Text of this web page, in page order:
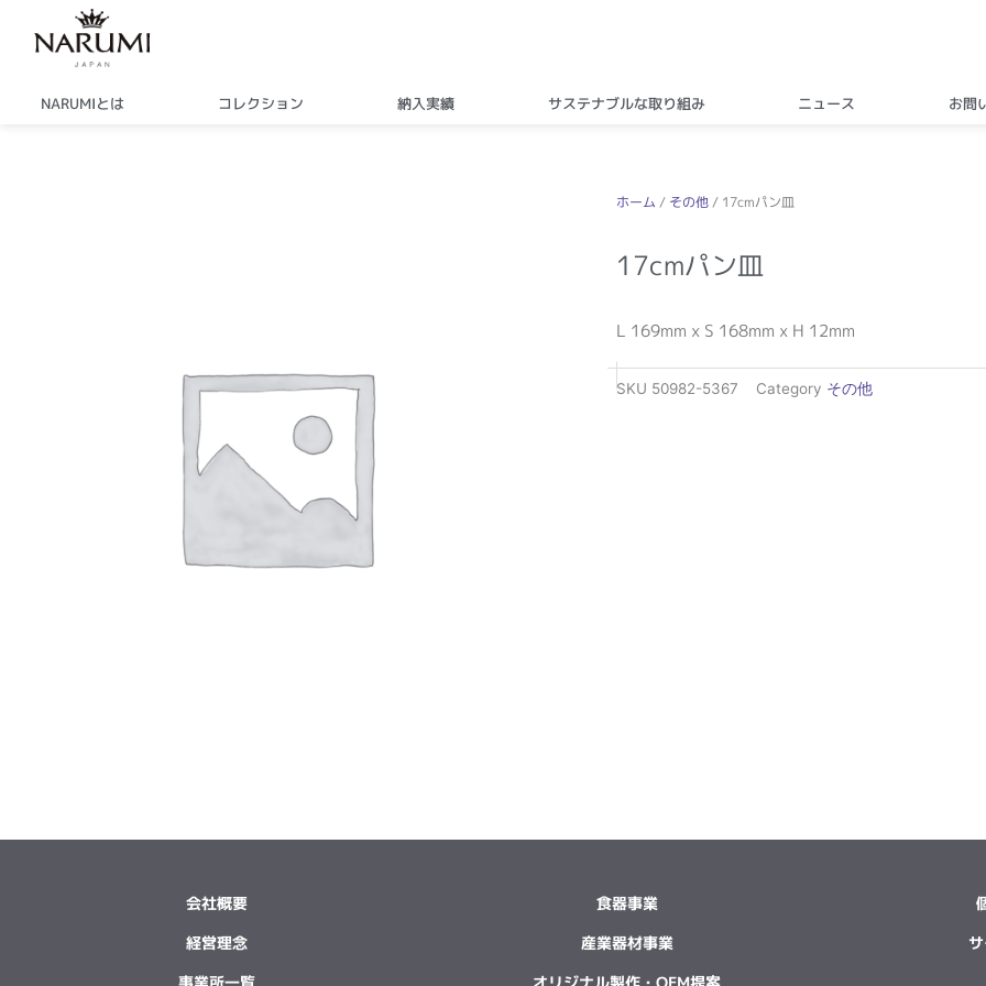
NARUMIとは コレクション 納入実績 サステナブルな取り組み ニュース お問
ホーム / その他 / 17cmパン皿
17cmパン皿
L 169mm x S 168mm x H 12mm
SKU 50982-5367 Category その他
会社概要
経営理念
事業所一覧
食器事業
産業器材事業
オリジナル製作・OEM提案